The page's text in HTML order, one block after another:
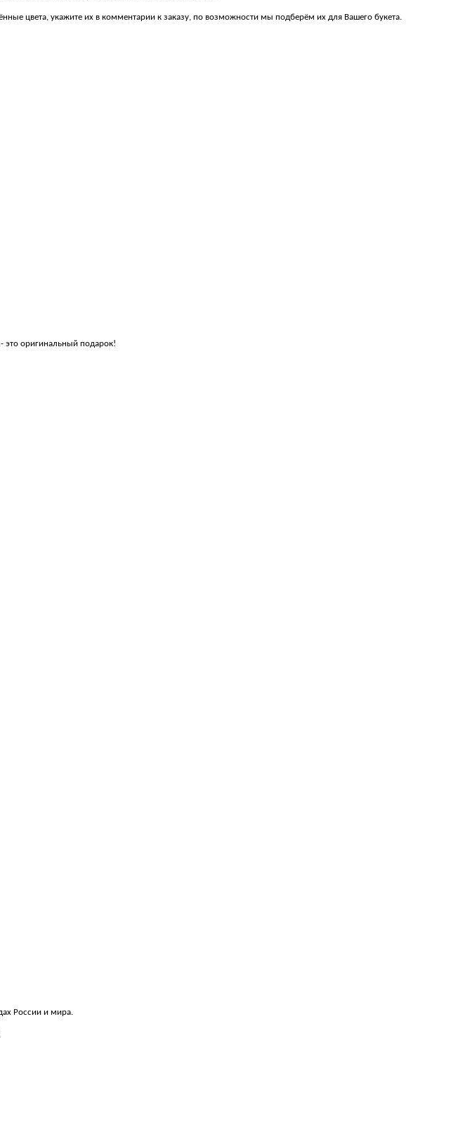
цвета, укажите их в комментарии к заказу, по возможности мы подберём их для Вашего букета.
это оригинальный подарок!
России и мира.